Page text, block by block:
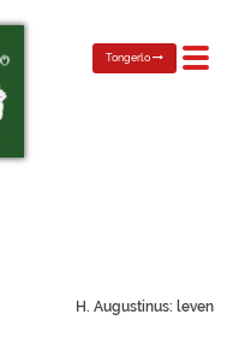
Toggle
Tongerlo
H. Augustinus: leven